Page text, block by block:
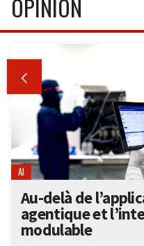
OPINION

AI
Au-delà de
agentique et
modulable